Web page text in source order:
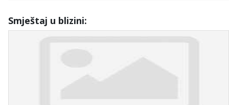
Smještaj u blizini: